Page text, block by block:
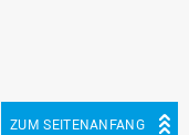
ZUM SEITENANFANG